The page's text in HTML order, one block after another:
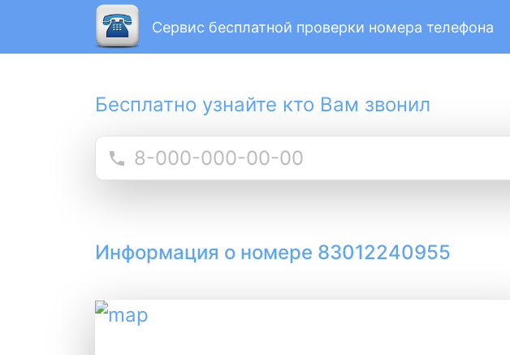
Сервис бесплатной проверки номера телефона
Бесплатно узнайте кто Вам звонил
Информация о номере 83012240955